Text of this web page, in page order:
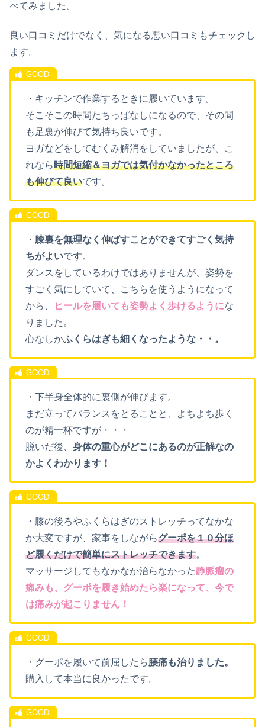
べてみました。
良い口コミだけでなく、気になる悪い口コミもチェックし
ます。
・キッチンで作業するときに履いています。
そこそこの時間たちっぱなしになるので、その間
も足裏が伸びて気持ち良いです。
ヨガなどをしてむくみ解消をしていましたが、こ
れなら時間短縮＆ヨガでは気付かなかったところ
も伸びて良いです。
・ 膝裏を無理なく伸ばすことができてすごく気持
ちがよいです。
ダンスをしているわけではありませんが、姿勢を
すごく気にしていて、こちらを使うようになって
から、
ヒールを履いても姿勢よく歩けるようにな
りました。
心なしかふくらはぎも細くなったような・・。
・下半身全体的に裏側が伸びます。
まだ立ってバランスをとることと、よちよち歩く
のが精一杯ですが・・・
脱いだ後、 身体の重心がどこにあるのが正解なの
かよくわかります！
・膝の後ろやふくらはぎのストレッチってなかな
か大変ですが、家事をしながらグーポを１０分ほ
ど履くだけで簡単にストレッチできます。
マッサージしてもなかなか治らなかった静脈瘤の
痛みも、グーポを履き始めたら楽になって、今で
は痛みが起こりません！
・グーポを履いて前屈したら腰痛も治りました。
購入して本当に良かったです。